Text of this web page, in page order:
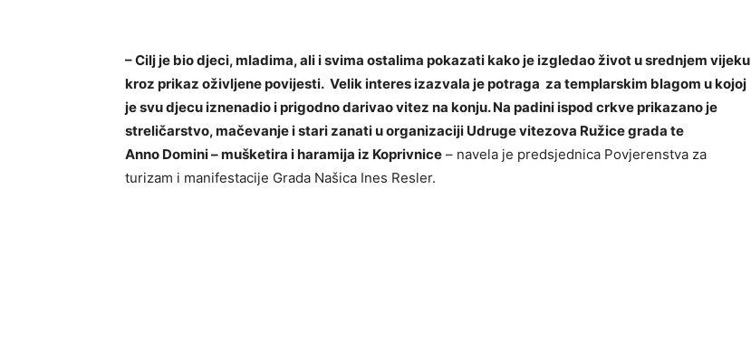
– Cilj je bio djeci, mladima, ali i svima ostalima pokazati kako je izgledao život u srednjem vijeku
kroz prikaz oživljene povijesti. Velik interes izazvala je potraga za templarskim blagom u kojoj
je svu djecu iznenadio i prigodno darivao vitez na konju. Na padini ispod crkve prikazano je
streličarstvo, mačevanje i stari zanati u organizaciji Udruge vitezova Ružice grada te
Anno Domini – mušketira i haramija iz Koprivnice – navela je predsjednica Povjerenstva za
turizam i manifestacije Grada Našica Ines Resler.